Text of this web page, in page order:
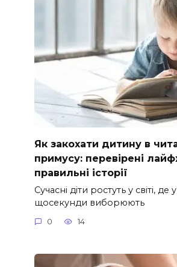
Як закохати дитину в
примусу: перевірені
правильні історії
Сучасні діти ростуть у світі, де
щосекунди виборюють
0 14